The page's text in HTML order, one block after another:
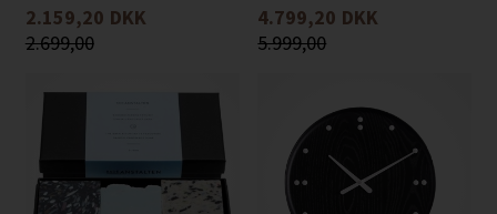
2.159,20 DKK
2.699,00
4.799,20 DKK
5.999,00